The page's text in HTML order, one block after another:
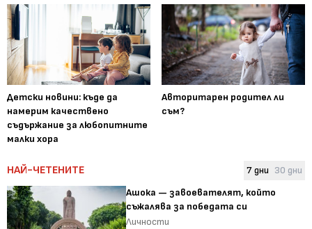
Детски новини: къде да
намерим качествено
съдържание за любопитните
малки хора
Авторитарен родител ли
съм?
НАЙ-ЧЕТЕНИТЕ 7 дни 30 дни
Ашока — завоевателят, който
съжалява за победата си
Личности